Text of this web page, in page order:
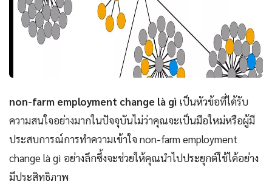
non-farm employment change là gì เป็นหัวข้อที่ได้รับ
ความสนใจอย่างมากในปัจจุบันไม่ว่าคุณจะเป็นมือใหม่หรือผู้มี
ประสบการณ์การทำความเข้าใจ non-farm employment
change là gì อย่างลึกซึ้งจะช่วยให้คุณนำไปประยุกต์ใช้ได้อย่าง
มีประสิทธิภาพ